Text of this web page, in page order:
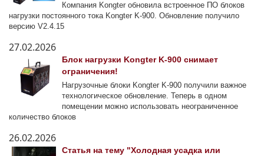
Компания Kongter обновила встроенное ПО блоков
нагрузки постоянного тока Kongter K-900. Обновление получило
версию V2.4.15
27.02.2026
Блок нагрузки Kongter K-900 снимает
ограничения!
Нагрузочные блоки Kongter K-900 получили важное
технологическое обновление. Теперь в одном
помещении можно использовать неограниченное
количество блоков
26.02.2026
Статья на тему "Холодная усадка или